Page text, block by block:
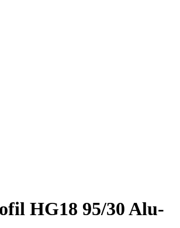
HG18 95/30 Alu-